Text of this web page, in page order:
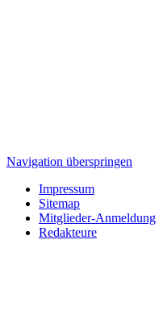
Navigation überspringen
Impressum
Sitemap
Mitglieder-Anmeldung
Redakteure